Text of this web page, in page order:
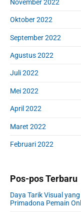
November 2022
Oktober 2022
September 2022
Agustus 2022
Juli 2022
Mei 2022
April 2022
Maret 2022
Februari 2022
Pos-pos Terbaru
Daya Tarik Visual
Primadona Pemain